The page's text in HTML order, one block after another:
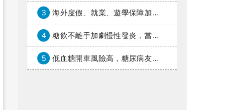
3 海外度假、就業、遊學保障加倍，富邦產險「一期逐夢」專案加碼遠距醫療與緊急救援
4 糖飲不離手加劇慢性發炎，當心老化與慢性病提早報到
5 低血糖開車風險高，糖尿病友上路必學的安全守則